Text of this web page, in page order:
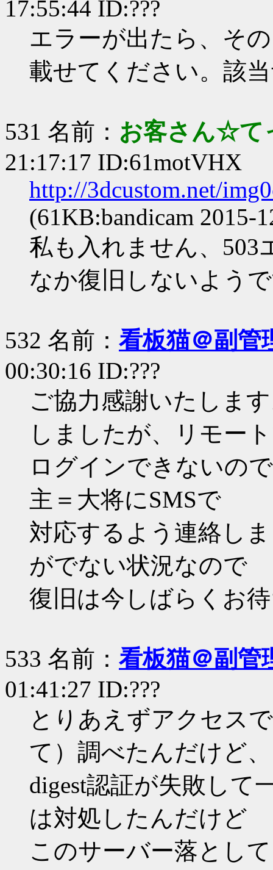
17:55:44 ID:???
エラーが出たら、そ
載せてください。該
531 名前： お客さん☆て
21:17:17 ID:61motVHX
http://3dcustom.net/
(61KB:bandicam 2015-
私も入れません、503
なか復旧しないよう
532 名前： 看板猫＠副
00:30:16 ID:???
ご協力感謝いたしま
しましたが、リモー
ログインできないの
主＝大将にSMSで
対応するよう連絡し
がでない状況なので
復旧は今しばらくお
533 名前： 看板猫＠副
01:41:27 ID:???
とりあえずアクセス
て）調べたんだけど、
digest認証が失敗して
は対処したんだけど
このサーバー落とし